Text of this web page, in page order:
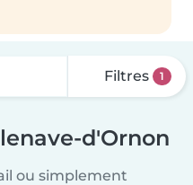
Filtres 1
d'Ornon
ou simplement